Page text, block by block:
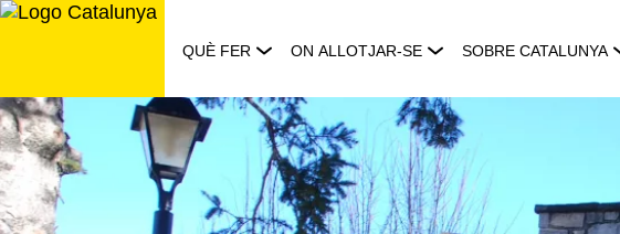
Saltar
QUÈ FER ON ALLOTJAR-SE SOBRE CATALUNYA